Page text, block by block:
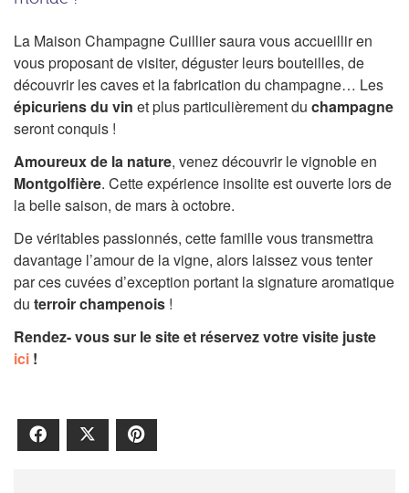
La Maison Champagne Cuillier saura vous accueillir en
vous proposant de visiter, déguster leurs bouteilles, de
découvrir les caves et la fabrication du champagne… Les
épicuriens du vin et plus particulièrement du champagne
seront conquis !
Amoureux de la nature, venez découvrir le vignoble en
Montgolfière. Cette expérience insolite est ouverte lors de
la belle saison, de mars à octobre.
De véritables passionnés, cette famille vous transmettra
davantage l’amour de la vigne, alors laissez vous tenter
par ces cuvées d’exception portant la signature aromatique
du terroir champenois !
Rendez- vous sur le site et réservez votre visite juste
ici !
Facebook